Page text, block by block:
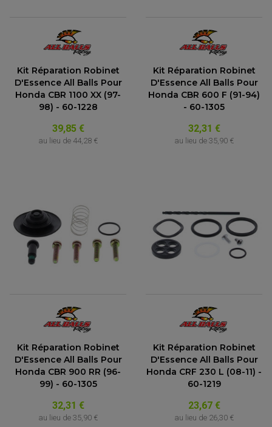
Kit Réparation Robinet
D'Essence All Balls Pour
Honda CBR 1100 XX (97-
98) - 60-1228
39,85 €
au lieu de 44,28 €
Kit Réparation Robinet
D'Essence All Balls Pour
Honda CBR 600 F (91-94)
- 60-1305
32,31 €
au lieu de 35,90 €
Kit Réparation Robinet
D'Essence All Balls Pour
Honda CBR 900 RR (96-
99) - 60-1305
32,31 €
au lieu de 35,90 €
Kit Réparation Robinet
D'Essence All Balls Pour
Honda CRF 230 L (08-11) -
60-1219
23,67 €
au lieu de 26,30 €